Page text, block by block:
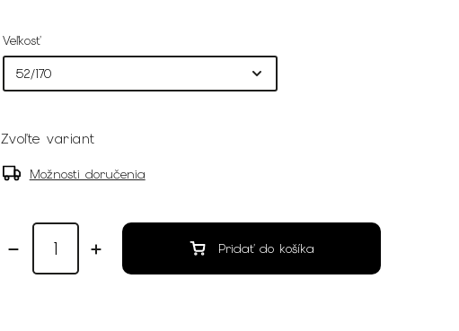
Veľkosť
Zvoľte variant
Možnosti doručenia
Pridať do košíka